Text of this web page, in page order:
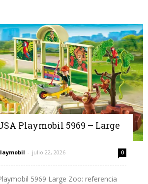
Playmobil 5969 – Large
- julio 22, 2026 0
5969 Large Zoo: referencia